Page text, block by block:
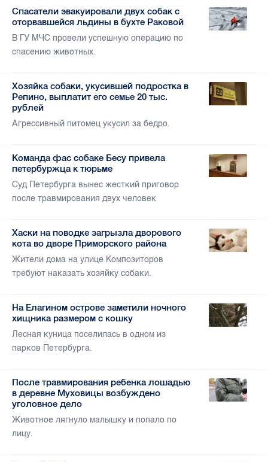
Спасатели эвакуировали двух собак с
оторвавшейся льдины в бухте Раковой
В ГУ МЧС провели успешную операцию по
спасению животных.
Хозяйка собаки, укусившей подростка в
Репино, выплатит его семье 20 тыс.
рублей
Агрессивный питомец укусил за бедро.
Команда фас собаке Бесу привела
петербуржца к тюрьме
Суд Петербурга вынес жесткий приговор
после травмирования двух человек
Хаски на поводке загрызла дворового
кота во дворе Приморского района
Жители дома на улице Композиторов
требуют наказать хозяйку собаки.
На Елагином острове заметили ночного
хищника размером с кошку
Лесная куница поселилась в одном из
парков Петербурга.
После травмирования ребенка лошадью
в деревне Муховицы возбуждено
уголовное дело
Животное лягнуло малышку и попало по
лицу.